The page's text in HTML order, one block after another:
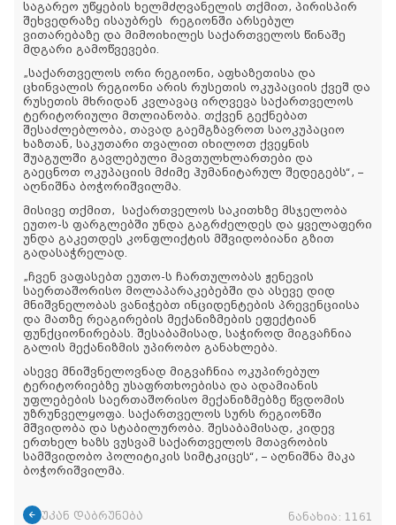
საგარეო უწყების ხელმძღვანელის თქმით, პირისპირ
შეხვედრაზე ისაუბრეს რეგიონში არსებულ
ვითარებაზე და მიმოიხილეს საქართველოს წინაშე
მდგარი გამოწვევები.
„საქართველოს ორი რეგიონი, აფხაზეთისა და
ცხინვალის რეგიონი არის რუსეთის ოკუპაციის ქვეშ და
რუსეთის მხრიდან კვლავაც ირღვევა საქართველოს
ტერიტორიული მთლიანობა. თქვენ გექნებათ
შესაძლებლობა, თავად გაემგზავროთ საოკუპაციო
ხაზთან, საკუთარი თვალით იხილოთ ქვეყნის
შუაგულში გავლებული მავთულხლართები და
გაეცნოთ ოკუპაციის მძიმე ჰუმანიტარულ შედეგებს“, –
აღნიშნა ბოჭორიშვილმა.
მისივე თქმით, საქართველოს საკითხზე მსჯელობა
ეუთო-ს ფარგლებში უნდა გაგრძელდეს და ყველაფერი
უნდა გაკეთდეს კონფლიქტის მშვიდობიანი გზით
გადასაჭრელად.
„ჩვენ ვაფასებთ ეუთო-ს ჩართულობას ჟენევის
საერთაშორისო მოლაპარაკებებში და ასევე დიდ
მნიშვნელობას ვანიჭებთ ინციდენტების პრევენციისა
და მათზე რეაგირების მექანიზმების ეფექტიან
ფუნქციონირებას. შესაბამისად, საჭიროდ მიგვაჩნია
გალის მექანიზმის უპირობო განახლება.
ასევე მნიშვნელოვნად მიგვაჩნია ოკუპირებულ
ტერიტორიებზე უსაფრთხოებისა და ადამიანის
უფლებების საერთაშორისო მექანიზმებზე წვდომის
უზრუნველყოფა. საქართველოს სურს რეგიონში
მშვიდობა და სტაბილურობა. შესაბამისად, კიდევ
ერთხელ ხაზს ვუსვამ საქართველოს მთავრობის
სამშვიდობო პოლიტიკის სიმტკიცეს“, – აღნიშნა მაკა
ბოჭორიშვილმა.
უკან დაბრუნება ნანახია: 1161